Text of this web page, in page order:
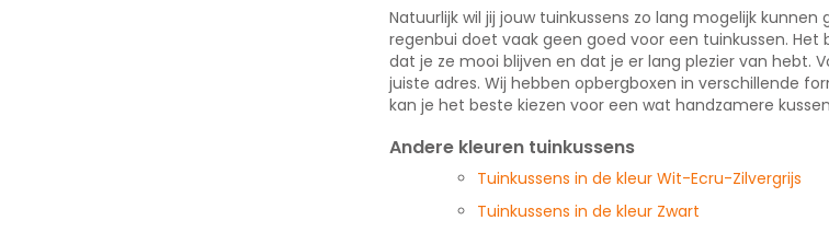
Natuurlijk wil jij jouw tuinkussens zo lang mogelijk
regenbui doet vaak geen goed voor een tuinkussen.
dat je ze mooi blijven en dat je er lang plezier van hebt.
juiste adres. Wij hebben opbergboxen in verschillende
kan je het beste kiezen voor een wat handzamere
Andere kleuren tuinkussens
Tuinkussens in de kleur Wit-Ecru-Zilvergrijs
Tuinkussens in de kleur Zwart